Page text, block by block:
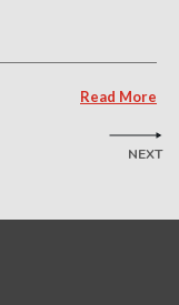
Read More
NEXT